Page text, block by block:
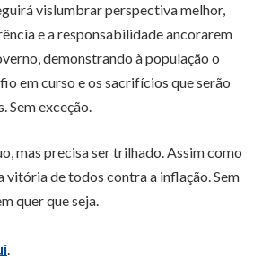
vislumbrar perspectiva melhor,
e a responsabilidade ancorarem
demonstrando à população o
em curso e os sacrifícios que serão
Sem exceção.
mas precisa ser trilhado. Assim como
vitória de todos contra a inflação. Sem
quer que seja.
.